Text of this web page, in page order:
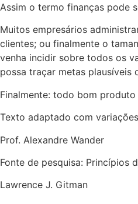
Assim o termo finanças pode
Muitos empresários
clientes; ou finalmente o
venha incidir sobre todos os
possa traçar metas plausíveis
Finalmente: todo bom
Texto adaptado com
Prof. Alexandre Wander
Fonte de pesquisa: Princípios
Lawrence J. Gitman